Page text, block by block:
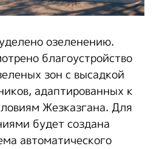
озеленению.
благоустройство
зон с высадкой
адаптированных к
Жезказгана. Для
будет создана
автоматического